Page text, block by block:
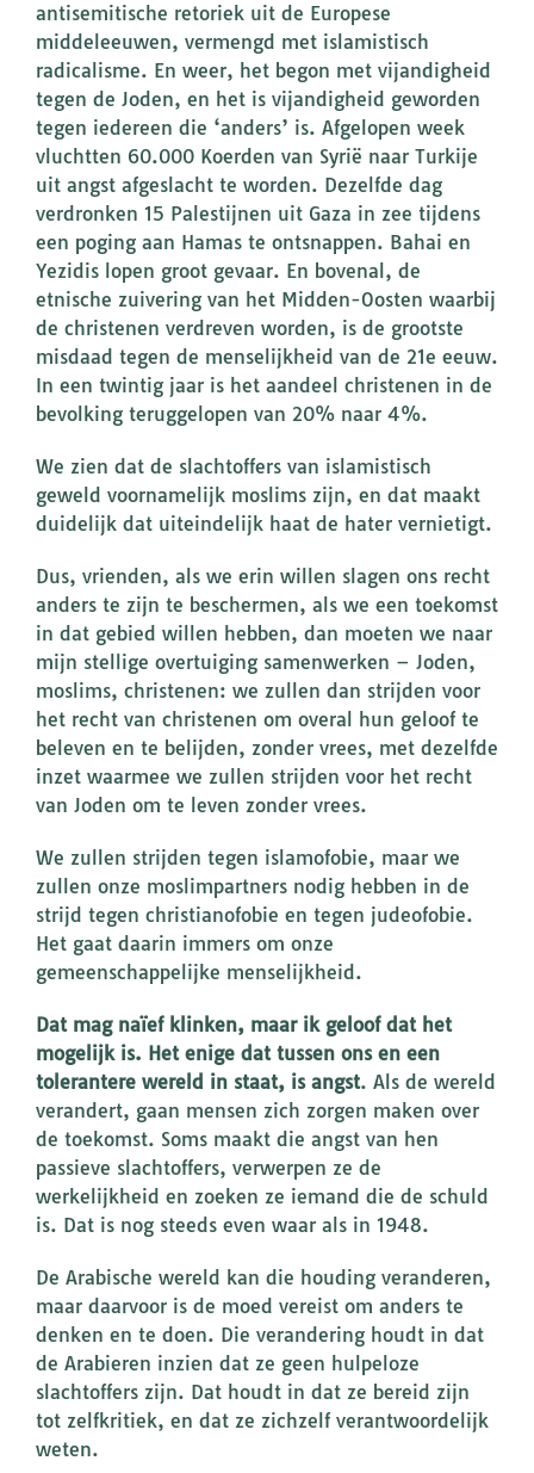
antisemitische retoriek uit de Europese
middeleeuwen, vermengd met islamistisch
radicalisme. En weer, het begon met vijandigheid
tegen de Joden, en het is vijandigheid geworden
tegen iedereen die ‘anders’ is. Afgelopen week
vluchtten 60.000 Koerden van Syrië naar Turkije
uit angst afgeslacht te worden. Dezelfde dag
verdronken 15 Palestijnen uit Gaza in zee tijdens
een poging aan Hamas te ontsnappen. Bahai en
Yezidis lopen groot gevaar. En bovenal, de
etnische zuivering van het Midden-Oosten waarbij
de christenen verdreven worden, is de grootste
misdaad tegen de menselijkheid van de 21e eeuw.
In een twintig jaar is het aandeel christenen in de
bevolking teruggelopen van 20% naar 4%.
We zien dat de slachtoffers van islamistisch
geweld voornamelijk moslims zijn, en dat maakt
duidelijk dat uiteindelijk haat de hater vernietigt.
Dus, vrienden, als we erin willen slagen ons recht
anders te zijn te beschermen, als we een toekomst
in dat gebied willen hebben, dan moeten we naar
mijn stellige overtuiging samenwerken – Joden,
moslims, christenen: we zullen dan strijden voor
het recht van christenen om overal hun geloof te
beleven en te belijden, zonder vrees, met dezelfde
inzet waarmee we zullen strijden voor het recht
van Joden om te leven zonder vrees.
We zullen strijden tegen islamofobie, maar we
zullen onze moslimpartners nodig hebben in de
strijd tegen christianofobie en tegen judeofobie.
Het gaat daarin immers om onze
gemeenschappelijke menselijkheid.
Dat mag naïef klinken, maar ik geloof dat het
mogelijk is. Het enige dat tussen ons en een
tolerantere wereld in staat, is angst. Als de wereld
verandert, gaan mensen zich zorgen maken over
de toekomst. Soms maakt die angst van hen
passieve slachtoffers, verwerpen ze de
werkelijkheid en zoeken ze iemand die de schuld
is. Dat is nog steeds even waar als in 1948.
De Arabische wereld kan die houding veranderen,
maar daarvoor is de moed vereist om anders te
denken en te doen. Die verandering houdt in dat
de Arabieren inzien dat ze geen hulpeloze
slachtoffers zijn. Dat houdt in dat ze bereid zijn
tot zelfkritiek, en dat ze zichzelf verantwoordelijk
weten.